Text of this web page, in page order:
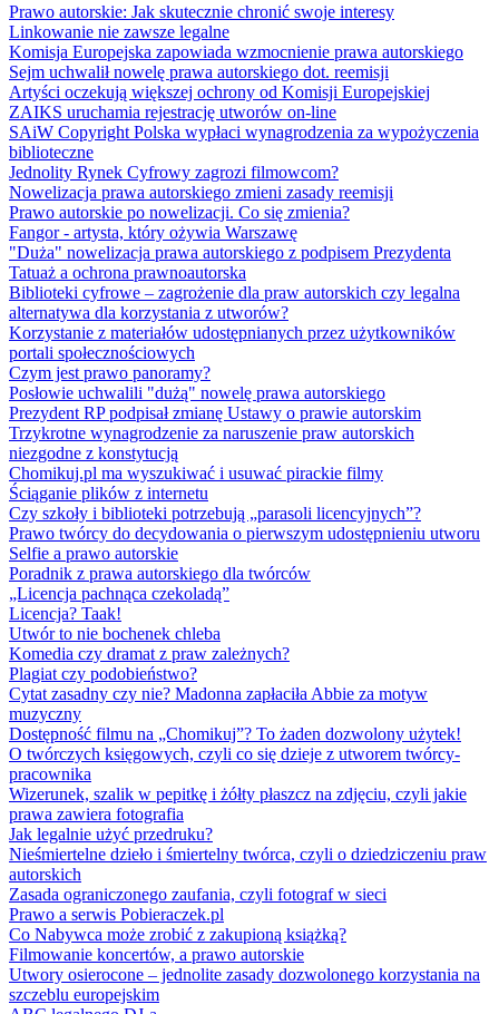
Prawo autorskie: Jak skutecznie chronić swoje interesy
Linkowanie nie zawsze legalne
Komisja Europejska zapowiada wzmocnienie prawa autorskiego
Sejm uchwalił nowelę prawa autorskiego dot. reemisji
Artyści oczekują większej ochrony od Komisji Europejskiej
ZAIKS uruchamia rejestrację utworów on-line
SAiW Copyright Polska wypłaci wynagrodzenia za wypożyczenia
biblioteczne
Jednolity Rynek Cyfrowy zagrozi filmowcom?
Nowelizacja prawa autorskiego zmieni zasady reemisji
Prawo autorskie po nowelizacji. Co się zmienia?
Fangor - artysta, który ożywia Warszawę
"Duża" nowelizacja prawa autorskiego z podpisem Prezydenta
Tatuaż a ochrona prawnoautorska
Biblioteki cyfrowe – zagrożenie dla praw autorskich czy legalna
alternatywa dla korzystania z utworów?
Korzystanie z materiałów udostępnianych przez użytkowników
portali społecznościowych
Czym jest prawo panoramy?
Posłowie uchwalili "dużą" nowelę prawa autorskiego
Prezydent RP podpisał zmianę Ustawy o prawie autorskim
Trzykrotne wynagrodzenie za naruszenie praw autorskich
niezgodne z konstytucją
Chomikuj.pl ma wyszukiwać i usuwać pirackie filmy
Ściąganie plików z internetu
Czy szkoły i biblioteki potrzebują „parasoli licencyjnych”?
Prawo twórcy do decydowania o pierwszym udostępnieniu utworu
Selfie a prawo autorskie
Poradnik z prawa autorskiego dla twórców
„Licencja pachnąca czekoladą”
Licencja? Taak!
Utwór to nie bochenek chleba
Komedia czy dramat z praw zależnych?
Plagiat czy podobieństwo?
Cytat zasadny czy nie? Madonna zapłaciła Abbie za motyw
muzyczny
Dostępność filmu na „Chomikuj”? To żaden dozwolony użytek!
O twórczych księgowych, czyli co się dzieje z utworem twórcy-
pracownika
Wizerunek, szalik w pepitkę i żółty płaszcz na zdjęciu, czyli jakie
prawa zawiera fotografia
Jak legalnie użyć przedruku?
Nieśmiertelne dzieło i śmiertelny twórca, czyli o dziedziczeniu praw
autorskich
Zasada ograniczonego zaufania, czyli fotograf w sieci
Prawo a serwis Pobieraczek.pl
Co Nabywca może zrobić z zakupioną książką?
Filmowanie koncertów, a prawo autorskie
Utwory osierocone – jednolite zasady dozwolonego korzystania na
szczeblu europejskim